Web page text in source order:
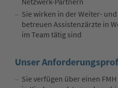
Sie wirken in der Weiter-
betreuen Assistenzärzte in
im Team tätig sind
Unser
Sie verfügen über einen